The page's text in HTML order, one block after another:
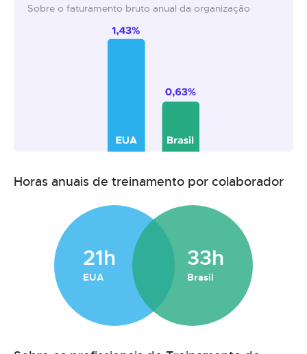
Sobre o faturamento bruto anual da organização
Horas anuais de treinamento por colaborador
21h
EUA
33h
Brasil